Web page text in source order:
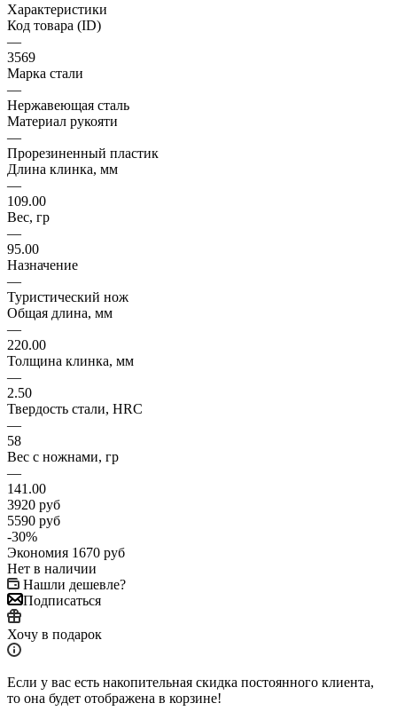
Характеристики
Код товара (ID)
—
3569
Марка стали
—
Нержавеющая сталь
Материал рукояти
—
Прорезиненный пластик
Длина клинка, мм
—
109.00
Вес, гр
—
95.00
Назначение
—
Туристический нож
Общая длина, мм
—
220.00
Толщина клинка, мм
—
2.50
Твердость стали, HRC
—
58
Вес с ножнами, гр
—
141.00
3920 руб
5590 руб
-30%
Экономия 1670 руб
Нет в наличии
Нашли дешевле?
Подписаться
Хочу в подарок
Если у вас есть накопительная скидка постоянного клиента,
то она будет отображена в корзине!